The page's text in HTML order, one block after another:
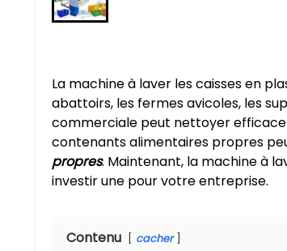
La machine à laver les caisses en
abattoirs, les fermes avicoles, les
commerciale peut nettoyer
contenants alimentaires propres
propres. Maintenant, la machine à
investir une pour votre entreprise.
Contenu cacher